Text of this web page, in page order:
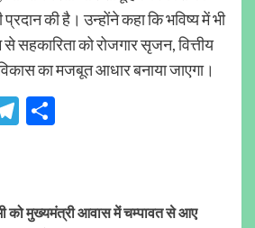
की है। उन्होंने कहा कि भविष्य में भी
सहकारिता को रोजगार सृजन, वित्तीय
का मजबूत आधार बनाया जाएगा।
Telegram
को मुख्यमंत्री आवास में चम्पावत से आए